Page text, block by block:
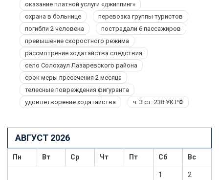
оказание платной услуги «джиппинг»
охрана в больнице
перевозка группы туристов
погибли 2 человека
пострадали 6 пассажиров
превышение скоростного режима
рассмотрение ходатайства следствия
село Солохаул Лазаревского района
срок меры пресечения 2 месяца
телесные повреждения фигуранта
удовлетворение ходатайства
ч. 3 ст. 238 УК РФ
АВГУСТ 2026
Пн Вт Ср Чт Пт Сб Вс
1 2